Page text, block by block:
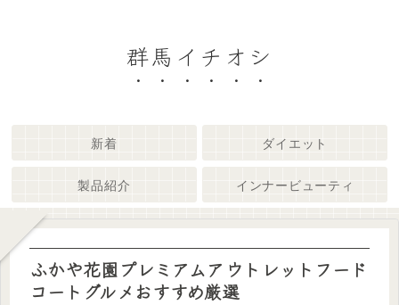
群馬イチオシ
新着 ダイエット
製品紹介 インナービューティ
ふかや花園プレミアムアウトレットフード
コートグルメおすすめ厳選